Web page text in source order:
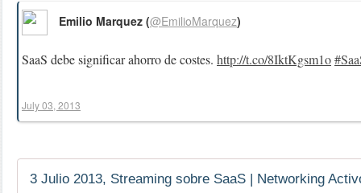
SaaS debe significar ahorro de costes. http://t.co/8IktKgsm1o
Emilio Marquez (@EmilioMarquez)
July 03, 2013
3 Julio 2013, Streaming sobre SaaS | Networking